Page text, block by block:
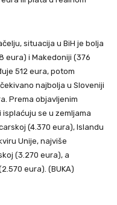
situacija u BiH je bolja
eura) i Makedoniji (376
512 eura, potom
najbolja u Sloveniji
Prema objavljenim
se u zemljama
(4.370 eura), Islandu
Unije, najviše
(3.270 eura), a
eura). (BUKA)